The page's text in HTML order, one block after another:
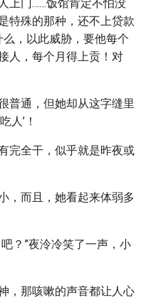
上门……饭馆肯定不怕没
特殊的那种，还不上贷款
，以此威胁，要他每个
人，每个月得上贡！对
普通，但她却从这字缝里
人’！
完全干，似乎就是昨夜或
，而且，她看起来体弱多
？”夜泠冷笑了一声，小
，那咳嗽的声音都让人心